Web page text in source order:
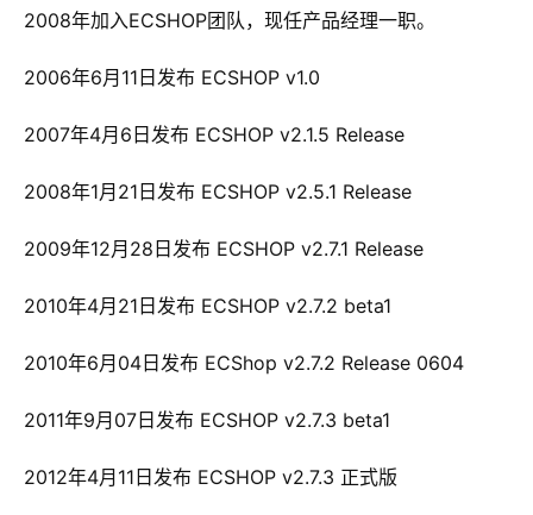
2008年加入ECSHOP团队，现任产品经理一职。
2006年6月11日发布 ECSHOP v1.0
2007年4月6日发布 ECSHOP v2.1.5 Release
2008年1月21日发布 ECSHOP v2.5.1 Release
2009年12月28日发布 ECSHOP v2.7.1 Release
2010年4月21日发布 ECSHOP v2.7.2 beta1
2010年6月04日发布 ECShop v2.7.2 Release 0604
2011年9月07日发布 ECSHOP v2.7.3 beta1
2012年4月11日发布 ECSHOP v2.7.3 正式版